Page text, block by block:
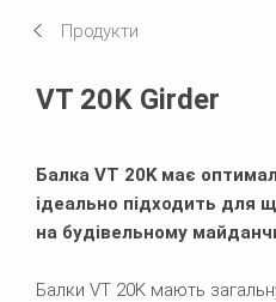
Продукти
VT 20K Girder
Балка VT 20K має
ідеально підходить для
на будівельному
Балки VT 20K мають